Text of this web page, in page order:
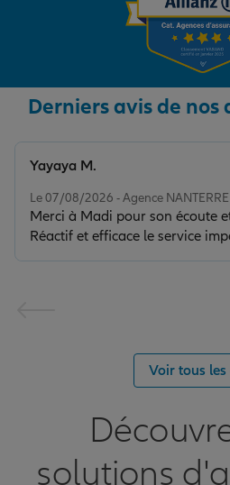
Derniers avis de
Le 07/08/2026 - Agence NANTERRE
Merci à Madi pour son écoute
Réactif et efficace le service
Yayaya M.
Voir tous les
solutions